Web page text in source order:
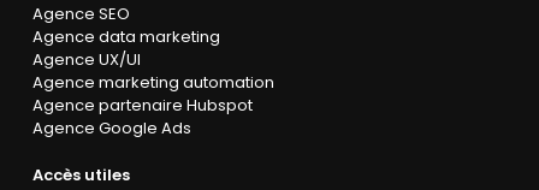
Agence SEO
Agence data marketing
Agence UX/UI
Agence marketing automation
Agence partenaire Hubspot
Agence Google Ads
Accès utiles